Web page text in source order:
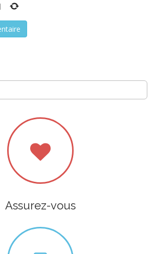
Assurez-vous